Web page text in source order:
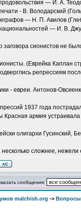
— И. А.
- В. Володарский
— Н. П. Авилов
— И. В.
заговора сионистов не
(Еврейка Каплан
репрессиям
- евреи. Антонов-
1937 года
Красная армия
олигархи Гусинский,
сложнее,
сообщения:
malchish.org -> Вопросы